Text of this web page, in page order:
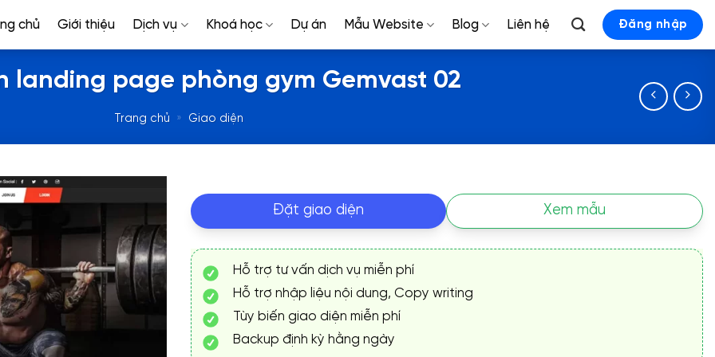
chủ Giới thiệu Dịch vụ Khoá học Dự án Mẫu Website Blog Liên hệ Đăng nhập
landing page phòng gym Gemvast 02
Trang chủ » Giao diện
Đặt giao diện Xem mẫu
Hỗ trợ tư vấn dịch vụ miễn phí
Hỗ trợ nhập liệu nội dung, Copy writing
Tùy biến giao diện miễn phí
Backup định kỳ hằng ngày